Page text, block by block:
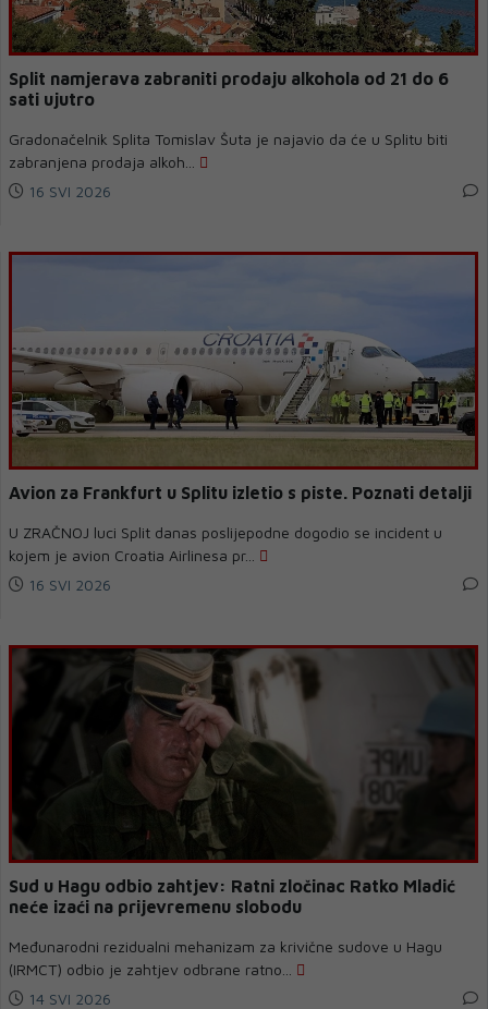
Split namjerava zabraniti prodaju alkohola od 21 do 6
sati ujutro
Gradonačelnik Splita Tomislav Šuta je najavio da će u Splitu biti
zabranjena prodaja alkoh...
16 SVI 2026
Avion za Frankfurt u Splitu izletio s piste. Poznati detalji
U ZRAČNOJ luci Split danas poslijepodne dogodio se incident u
kojem je avion Croatia Airlinesa pr...
16 SVI 2026
Sud u Hagu odbio zahtjev: Ratni zločinac Ratko Mladić
neće izaći na prijevremenu slobodu
Međunarodni rezidualni mehanizam za krivične sudove u Hagu
(IRMCT) odbio je zahtjev odbrane ratno...
14 SVI 2026